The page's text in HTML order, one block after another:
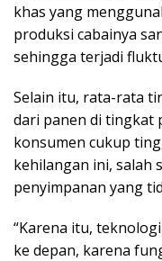
khas yang
produksi cabainya
sehingga terjadi
Selain itu, rata-rata
dari panen di tingkat
konsumen cukup
kehilangan ini, salah
penyimpanan yang
“Karena itu,
ke depan, karena